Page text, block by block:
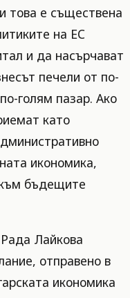
това е съществена
на ЕС
и да насърчават
печели от по-
голям пазар. Ако
като
икономика,
бъдещите
Лайкова
отправено в
икономика